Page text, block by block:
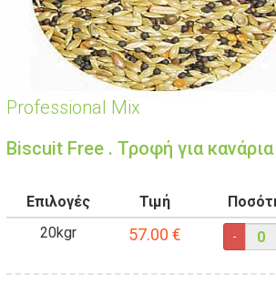
Professional Mix
Biscuit Free . Τροφή για κανάρια
Επιλογές Τιμή
20kgr
57.00 € -